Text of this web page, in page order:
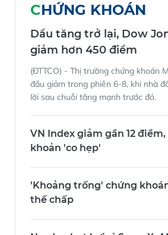
CHỨNG KHOÁN
Dầu tăng trở lại, Dow
giảm hơn 450 điểm
(ĐTTCO) - Thị trường chứng khoán
đầu giảm trong phiên 6-8, khi nhà
lời sau chuỗi tăng mạnh trước đó.
VN Index giảm gần 12
khoản 'co hẹp'
'Khoảng trống' chứng
thế chấp